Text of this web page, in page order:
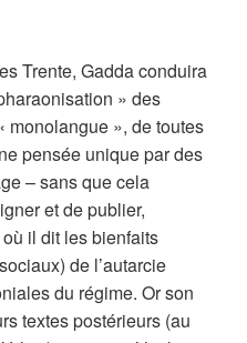
Trente, Gadda conduira
» des
monolangue », de toutes
pensée unique par des
– sans que cela
et de publier,
il dit les bienfaits
de l’autarcie
du régime. Or son
textes postérieurs (au